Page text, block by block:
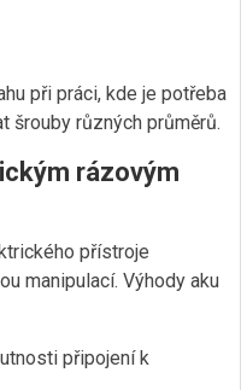
při práci, kde je potřeba
šrouby různých průměrů.
rázovým
přístroje
manipulací. Výhody aku
připojení k